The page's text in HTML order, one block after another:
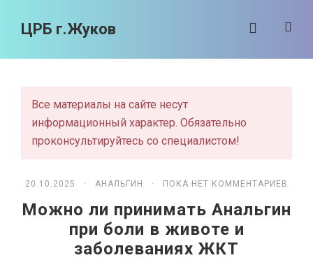
ЦРБ г.Жуков
Все материалы на сайте несут
информационный характер. Обязательно
проконсультируйтесь со специалистом!
20.10.2025 · АНАЛЬГИН · ПОКА НЕТ КОММЕНТАРИЕВ
Можно ли принимать Анальгин
при боли в животе и
заболеваниях ЖКТ